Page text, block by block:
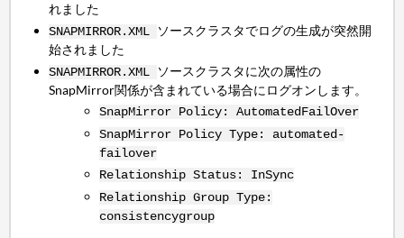
れました
SNAPMIRROR.XML
ソースクラスタでログの生成が突然開
始されました
SNAPMIRROR.XML
ソースクラスタに次の属性の
SnapMirror関係が含まれている場合にログオンします。
SnapMirror Policy:
AutomatedFailOver
SnapMirror Policy Type: automated-
failover
Relationship Status: InSync
Relationship Group Type:
consistencygroup